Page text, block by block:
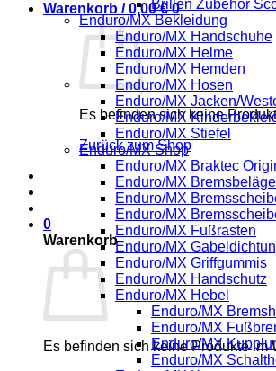
Warenkorb /0,00€ 0
Es befinden sich keine
Zurück zum Shop
0
Warenkorb
Es befinden sich keine Produkte im
Brillen Zubehör
Enduro/MX Bekleidung
Enduro/MX Handschuhe
Enduro/MX Helme
Enduro/MX Hemden
Enduro/MX Hosen
Enduro/MX Jacken/
Enduro/MX
Enduro/MX Stiefel
Enduro/MX Shop
Enduro/MX Braktec
Enduro/MX Bremsbeläge
Enduro/MX
Enduro/MX
Enduro/MX Fußrasten
Enduro/MX
Enduro/MX Griffgummis
Enduro/MX Handschutz
Enduro/MX Hebel
Enduro/MX
Enduro/MX
Enduro/MX
Enduro/MX